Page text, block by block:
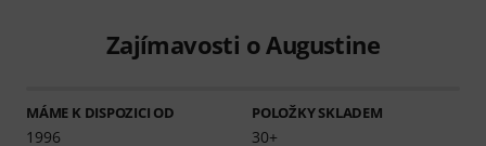
Zajímavosti o Augustine
MÁME K DISPOZICI OD
1996
POLOŽKY SKLADEM
30+